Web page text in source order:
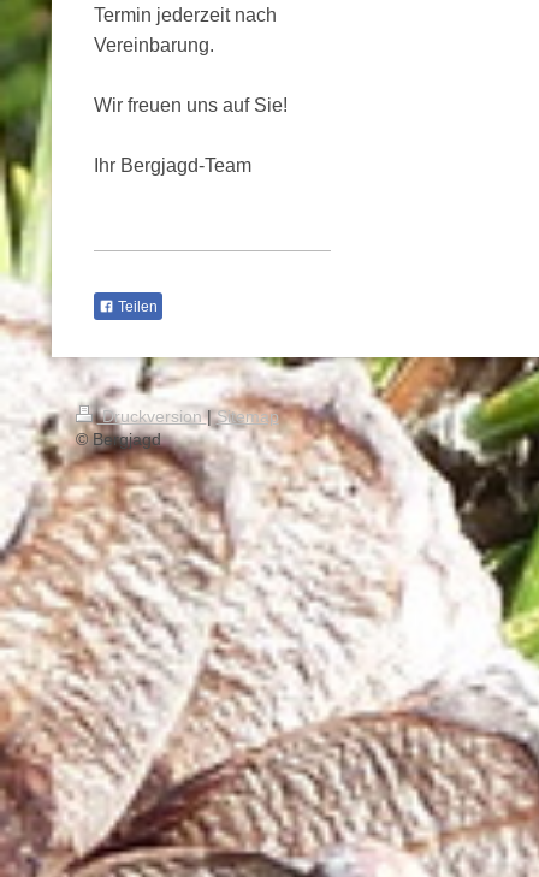
Termin jederzeit nach
Vereinbarung.
Wir freuen uns auf Sie!
Ihr Bergjagd-Team
Teilen
Druckversion| Sitemap
© Bergjagd